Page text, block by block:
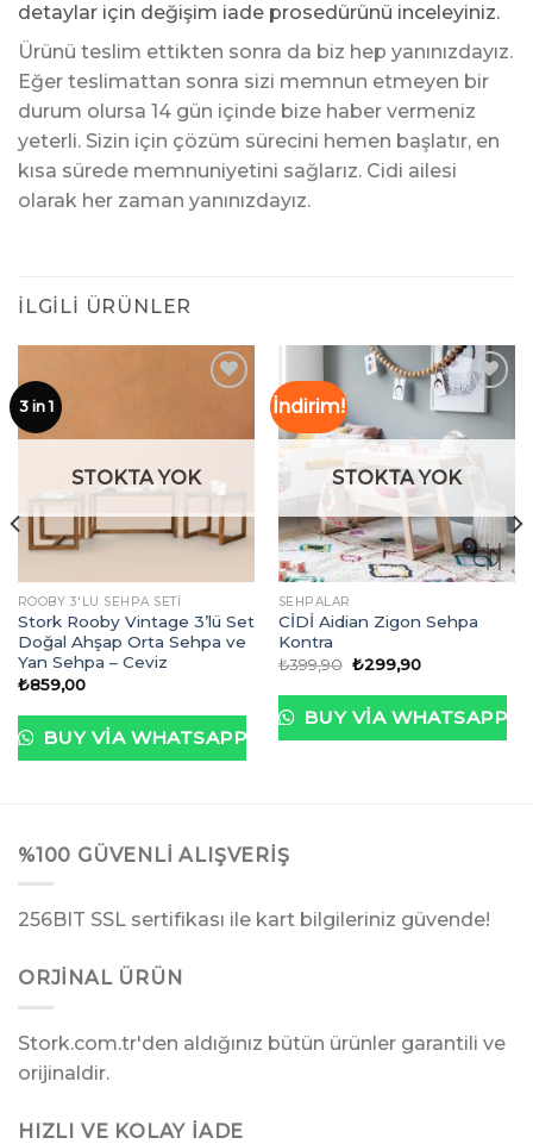
detaylar için değişim iade prosedürünü inceleyiniz.
Ürünü teslim ettikten sonra da biz hep yanınızdayız.
Eğer teslimattan sonra sizi memnun etmeyen bir
durum olursa 14 gün içinde bize haber vermeniz
yeterli. Sizin için çözüm sürecini hemen başlatır, en
kısa sürede memnuniyetini sağlarız. Cidi ailesi
olarak her zaman yanınızdayız.
İLGILI ÜRÜNLER
3 in 1
Ekle
STOKTA YOK
ROOBY 3'LÜ SEHPA SETI
Stork Rooby Vintage 3’lü Set
Doğal Ahşap Orta Sehpa ve
Yan Sehpa – Ceviz
₺859,00
BUY VIA WHATSAPP
İndirim!
Listeme
Ekle
STOKTA YOK
SEHPALAR
CİDİ Aidian Zigon Sehpa
Kontra
₺399,90 Orijinal
₺399,90.
₺299,90Şu
fiyat:
₺299,90.
BUY VIA WHATSAPP
%100 GÜVENLI ALIŞVERIŞ
256BIT SSL sertifikası ile kart bilgileriniz güvende!
ORJINAL ÜRÜN
Stork.com.tr'den aldığınız bütün ürünler garantili ve
orijinaldir.
HIZLI VE KOLAY İADE